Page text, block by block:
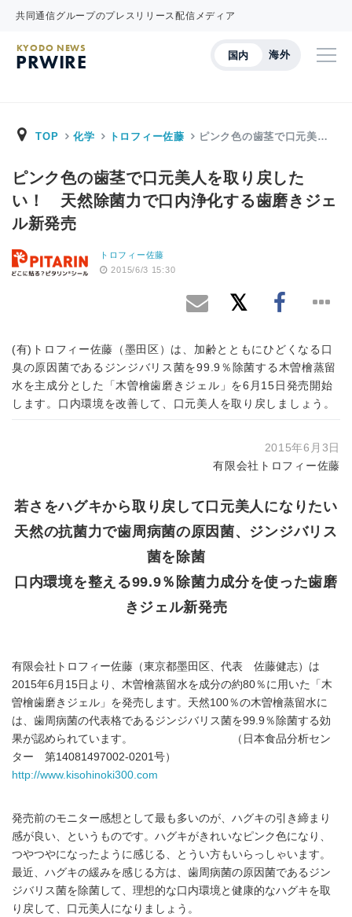
共同通信グループのプレスリリース配信メディア
国内 海外
KYODO NEWS
PRWIRE
TOP 化学 トロフィー佐藤 ピンク色の歯茎で口元美…
ピンク色の歯茎で口元美人を取り戻した
い！ 天然除菌力で口内浄化する歯磨きジェ
ル新発売
トロフィー佐藤
2015/6/3 15:30
(有)トロフィー佐藤（墨田区）は、加齢とともにひどくなる口
臭の原因菌であるジンジバリス菌を99.9％除菌する木曽檜蒸留
水を主成分とした「木曽檜歯磨きジェル」を6月15日発売開始
します。口内環境を改善して、口元美人を取り戻しましょう。
2015年6月3日
有限会社トロフィー佐藤
若さをハグキから取り戻して口元美人になりたい
天然の抗菌力で歯周病菌の原因菌、ジンジバリス
菌を除菌
口内環境を整える99.9％除菌力成分を使った歯磨
きジェル新発売
有限会社トロフィー佐藤（東京都墨田区、代表 佐藤健志）は
2015年6月15日より、木曽檜蒸留水を成分の約80％に用いた「木
曽檜歯磨きジェル」を発売します。天然100％の木曽檜蒸留水に
は、歯周病菌の代表格であるジンジバリス菌を99.9％除菌する効
果が認められています。 （日本食品分析セン
ター 第14081497002-0201号）
http://www.kisohinoki300.com
発売前のモニター感想として最も多いのが、ハグキの引き締まり
感が良い、というものです。ハグキがきれいなピンク色になり、
つやつやになったように感じる、とうい方もいらっしゃいます。
最近、ハグキの緩みを感じる方は、歯周病菌の原因菌であるジン
ジバリス菌を除菌して、理想的な口内環境と健康的なハグキを取
り戻して、口元美人になりましょう。